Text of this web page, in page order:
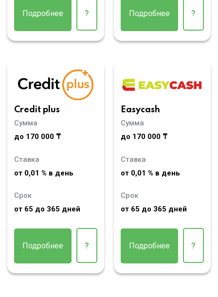
Подробнее ? Подробнее ?
Credit plus
Сумма
до 170 000 ₸
Ставка
от 0,01 % в день
Срок
от 65 до 365 дней
Подробнее ?
Easycash
Сумма
до 170 000 ₸
Ставка
от 0,01 % в день
Срок
от 65 до 365 дней
Подробнее ?